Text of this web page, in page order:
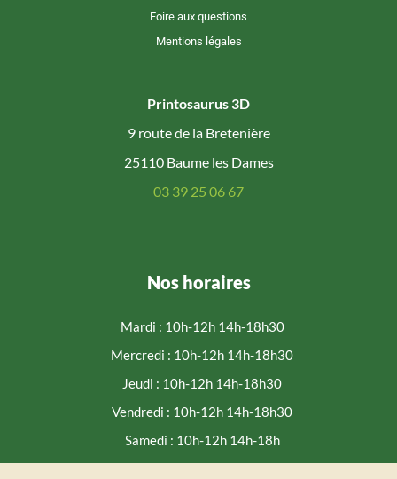
Foire aux questions
Mentions légales
Printosaurus 3D
9 route de la Bretenière
25110 Baume les Dames
03 39 25 06 67
Nos horaires
Mardi : 10h-12h 14h-18h30
Mercredi : 10h-12h 14h-18h30
Jeudi : 10h-12h 14h-18h30
Vendredi : 10h-12h 14h-18h30
Samedi : 10h-12h 14h-18h